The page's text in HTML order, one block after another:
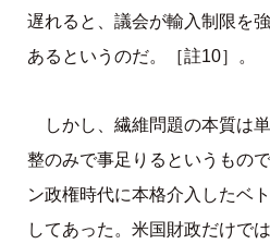
遅れると、議会が輸入制限を
あるというのだ。［註10］。
しかし、繊維問題の本質は
整のみで事足りるというもの
ン政権時代に本格介入したベ
してあった。米国財政だけで